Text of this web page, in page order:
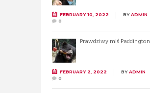
FEBRUARY 10, 2022 BYADMIN
0
Prawdziwy miś Paddington
FEBRUARY 2, 2022 BYADMIN
0